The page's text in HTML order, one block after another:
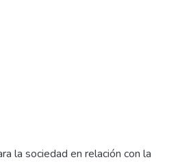
la sociedad en relación con la